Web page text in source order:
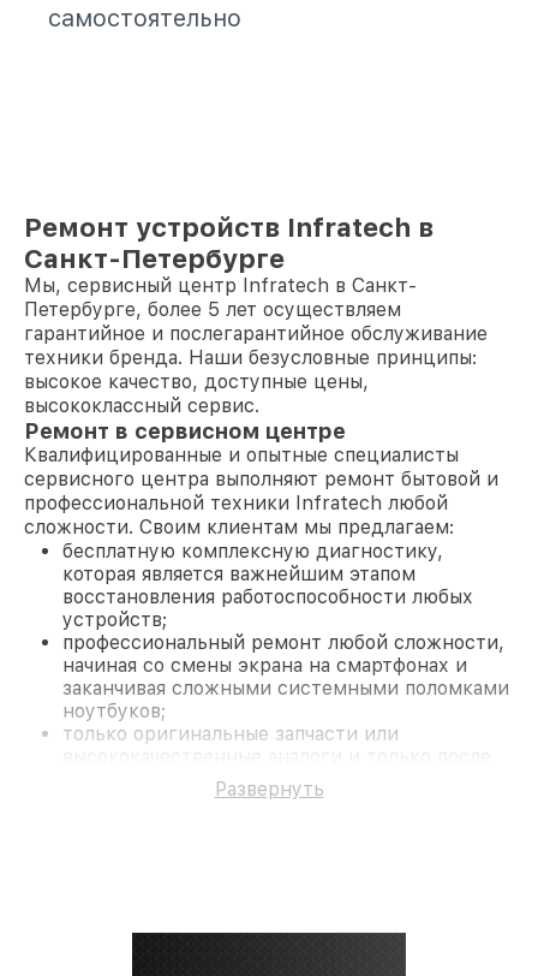
самостоятельно
Ремонт устройств Infratech в
Санкт-Петербурге
Мы, сервисный центр Infratech в Санкт-
Петербурге, более 5 лет осуществляем
гарантийное и послегарантийное обслуживание
техники бренда. Наши безусловные принципы:
высокое качество, доступные цены,
высококлассный сервис.
Ремонт в сервисном центре
Квалифицированные и опытные специалисты
сервисного центра выполняют ремонт бытовой и
профессиональной техники Infratech любой
сложности. Своим клиентам мы предлагаем:
бесплатную комплексную диагностику,
которая является важнейшим этапом
восстановления работоспособности любых
устройств;
профессиональный ремонт любой сложности,
начиная со смены экрана на смартфонах и
заканчивая сложными системными поломками
ноутбуков;
только оригинальные запчасти или
согласования с клиентом.
На все работы и замененные комплектующие
Развернуть